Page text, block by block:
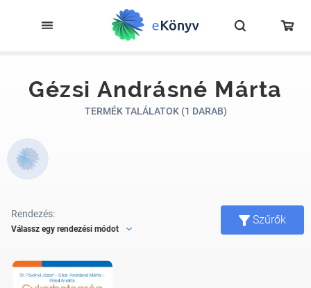
Gézsi Andrásné Márta
TERMÉK TALÁLATOK (1 DARAB)
Rendezés:
Válassz egy rendezési módot
Szűrők